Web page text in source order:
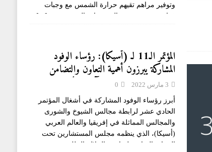
وتوفير مراهم تقيهم حرارة الشمس مع وجبات
غذائية صحية تعوض المجهودات التي يقومون [...]
المؤتمر الـ11 لـ (أسيكا): رؤساء الوفود
المشاركة يبرزون أهمية التعاون والتضامن
الإفريقي العربي لتجاوز آثار جائحة
كوفيد-19
3 مارس 2022 0
أبرز رؤساء الوفود المشاركة في أشغال المؤتمر
الحادي عشر لرابطة مجالس الشيوخ والشورى
والمجالس المماثلة في إفريقيا والعالم العربي
(أسيكا)، الذي ينظمه مجلس المستشارين تحت
الرعاية السامية لصاحب الجلالة الملك محمد